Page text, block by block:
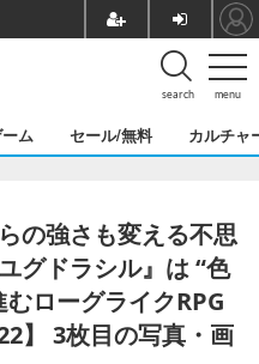
menu
search
ム セール/無料 カルチャ
の強さも変える不思
グドラシル』は “色
ローグライクRPG
】 3枚目の写真・画